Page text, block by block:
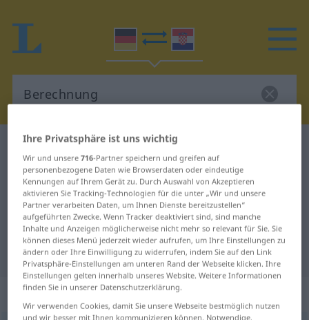
Deutsch-Kroatisch Wörterbuch
Deutsch-Kroatisch Übersetzung für
"Berechnung"
"Berechnung" Kroatisch
Übersetzung
„Berechnung“: Femininum
Ihre Privatsphäre ist uns wichtig
Wir und unsere716-Partner speichern und greifen auf
personenbezogene Daten wie Browserdaten oder eindeutige
Kennungen auf Ihrem Gerät zu. Durch Auswahl von Akzeptieren
aktivieren Sie Tracking-Technologien für die unter „Wir und unsere
Partner verarbeiten Daten, um Ihnen Dienste bereitzustellen“
aufgeführten Zwecke. Wenn Tracker deaktiviert sind, sind manche
Inhalte und Anzeigen möglicherweise nicht mehr so relevant für Sie. Sie
können dieses Menü jederzeit wieder aufrufen, um Ihre Einstellungen zu
ändern oder Ihre Einwilligung zu widerrufen, indem Sie auf den Link
Privatsphäre-Einstellungen am unteren Rand der Webseite klicken. Ihre
Einstellungen gelten innerhalb unseres Website. Weitere Informationen
finden Sie in unserer Datenschutzerklärung.
Wir verwenden Cookies, damit Sie unsere Webseite bestmöglich nutzen
und wir besser mit Ihnen kommunizieren können. Notwendige,